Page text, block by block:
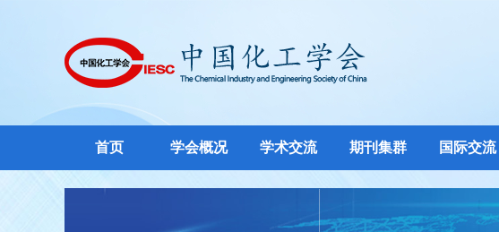
首页 学会概况 学术交流 期刊集群 国际交流